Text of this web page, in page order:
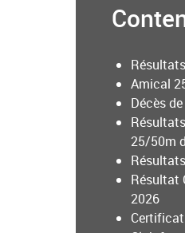
Amical
Décès
25/50m
Résultat
2026